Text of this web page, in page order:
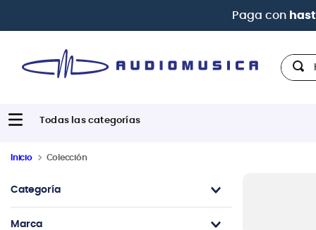
Paga con
Hola,
Inicio Colección
Categoría
Marca